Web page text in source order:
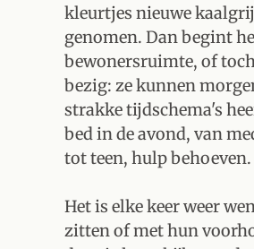
kleurtjes nieuwe
genomen. Dan begint
bewonersruimte, of
bezig: ze kunnen
strakke tijdschema's
bed in de avond, van
tot teen, hulp
Het is elke keer weer
zitten of met hun